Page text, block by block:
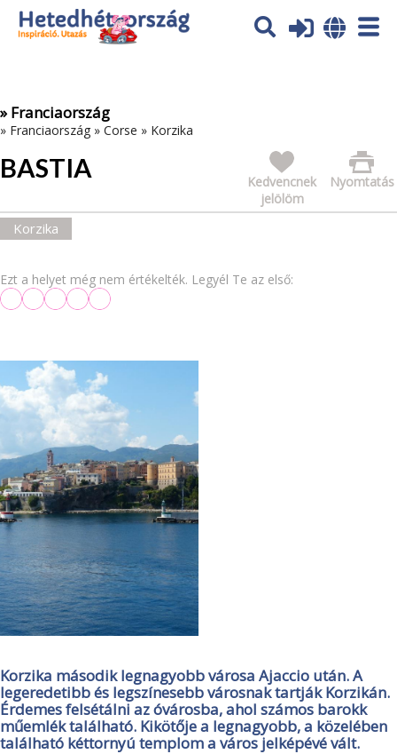
Az oldal sütiket (cookies) használ. További tájékoztatás itt:
Adatvédelmi tájékoztató
» Franciaország
» Franciaország » Corse » Korzika
BASTIA Nyomtatás
Kedvencnek
jelölöm
Korzika
Ezt a helyet még nem értékelték. Legyél Te az első:
Korzika második legnagyobb városa Ajaccio után. A
legeredetibb és legszínesebb városnak tartják Korzikán.
Érdemes felsétálni az óvárosba, ahol számos barokk
műemlék található. Kikötője a legnagyobb, a közelében
található kéttornyú templom a város jelképévé vált.